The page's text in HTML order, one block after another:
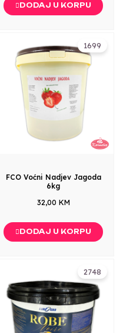
DODAJ U KORPU
1699
FCO Voćni Nadjev Jagoda
6kg
32,00 KM
DODAJ U KORPU
2748